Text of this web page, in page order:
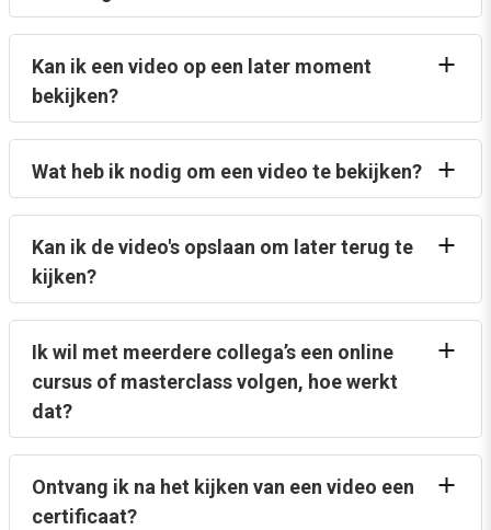
Kan ik een video op een later moment
bekijken?
Wat heb ik nodig om een video te bekijken?
Kan ik de video's opslaan om later terug te
kijken?
Ik wil met meerdere collega’s een online
cursus of masterclass volgen, hoe werkt
dat?
Ontvang ik na het kijken van een video een
certificaat?